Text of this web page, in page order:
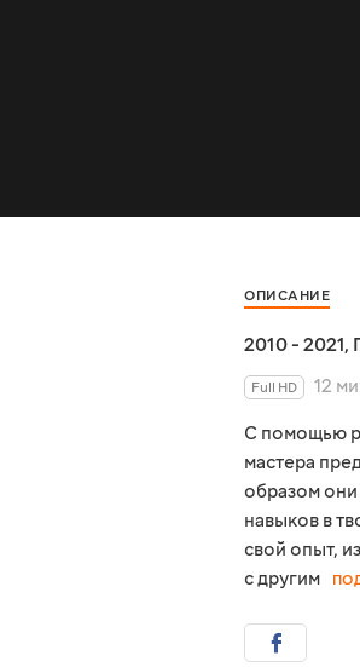
ОПИСАНИЕ
2010 - 2021,
Full HD
12
С помощью
мастера
образом
навыков в
свой опыт,
с другим